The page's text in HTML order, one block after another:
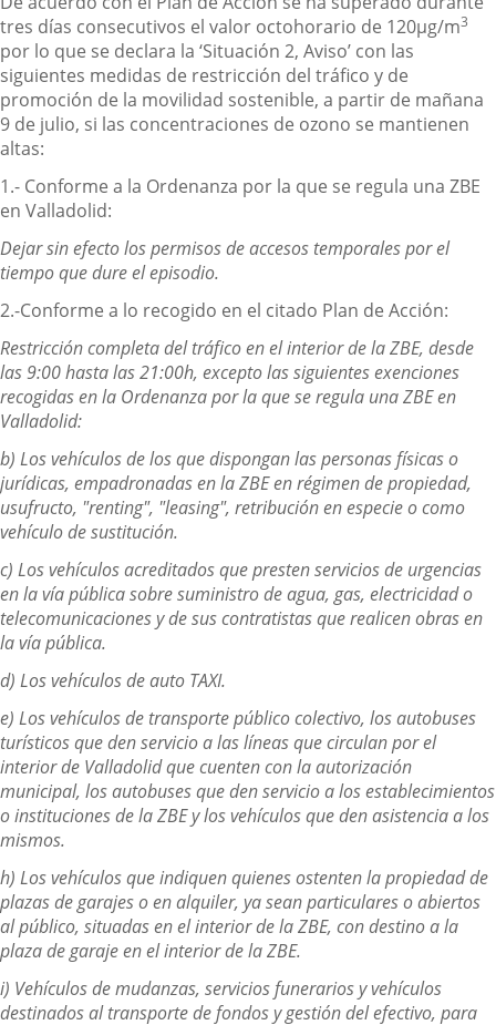
tres días consecutivos el valor octohorario de 120µg/m3
por lo que se declara la ‘Situación 2, Aviso’ con las
siguientes medidas de restricción del tráfico y de
promoción de la movilidad sostenible, a partir de mañana
9 de julio, si las concentraciones de ozono se mantienen
altas:
1.- Conforme a la Ordenanza por la que se regula una ZBE
en Valladolid:
Dejar sin efecto los permisos de accesos temporales por el
tiempo que dure el episodio.
2.-Conforme a lo recogido en el citado Plan de Acción:
Restricción completa del tráfico en el interior de la ZBE, desde
las 9:00 hasta las 21:00h, excepto las siguientes exenciones
recogidas en la Ordenanza por la que se regula una ZBE en
Valladolid:
b) Los vehículos de los que dispongan las personas físicas o
jurídicas, empadronadas en la ZBE en régimen de propiedad,
usufructo, "renting", "leasing", retribución en especie o como
vehículo de sustitución.
c) Los vehículos acreditados que presten servicios de urgencias
en la vía pública sobre suministro de agua, gas, electricidad o
telecomunicaciones y de sus contratistas que realicen obras en
la vía pública.
d) Los vehículos de auto TAXI.
e) Los vehículos de transporte público colectivo, los autobuses
turísticos que den servicio a las líneas que circulan por el
interior de Valladolid que cuenten con la autorización
municipal, los autobuses que den servicio a los establecimientos
o instituciones de la ZBE y los vehículos que den asistencia a los
mismos.
h) Los vehículos que indiquen quienes ostenten la propiedad de
plazas de garajes o en alquiler, ya sean particulares o abiertos
al público, situadas en el interior de la ZBE, con destino a la
plaza de garaje en el interior de la ZBE.
i) Vehículos de mudanzas, servicios funerarios y vehículos
destinados al transporte de fondos y gestión del efectivo, para